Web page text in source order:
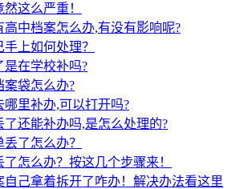
这么严重！
高中档案怎么办,有没有影响呢?
上如何处理？
是在学校补吗?
案袋怎么办?
里补办,可以打开吗?
了还能补办吗,是怎么处理的?
了怎么办？
怎么办？按这几个步骤来！
自己拿着拆开了咋办！解决办法看这里